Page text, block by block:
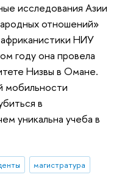
исследования Азии
отношений»
НИУ
году она провела
Низвы в Омане.
мобильности
в
уникальна учеба в
магистратура